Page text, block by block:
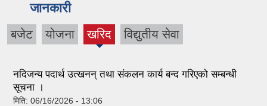
जानकारी
बजेट योजना खरिद विद्युतीय सेवा
नदिजन्य पदार्थ उत्खनन् तथा संकलन कार्य बन्द गरिएको सम्बन्धी
सूचना ।
मिति: 06/16/2026 - 13:06